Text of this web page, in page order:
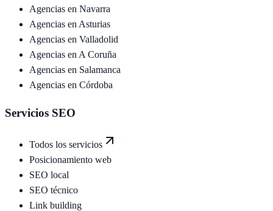
Agencias en Navarra
Agencias en Asturias
Agencias en Valladolid
Agencias en A Coruña
Agencias en Salamanca
Agencias en Córdoba
Servicios SEO
Todos los servicios
Posicionamiento web
SEO local
SEO técnico
Link building